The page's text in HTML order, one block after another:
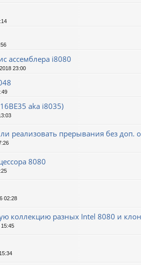
ассемблера i8080
23:00
aka i8035)
реализовать прерывания без доп.
8080
02:28
коллекцию разных Intel 8080 и